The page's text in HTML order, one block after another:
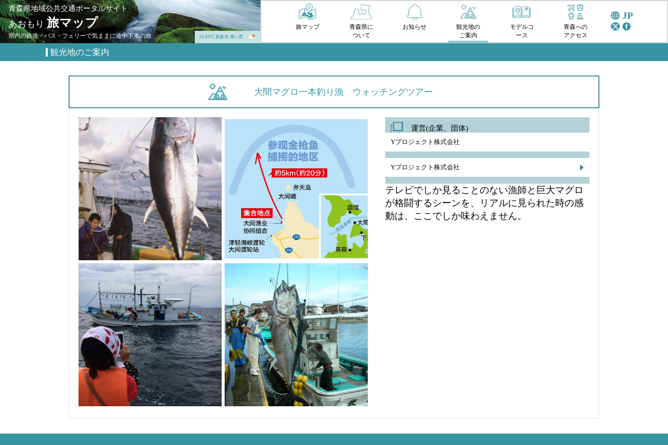
青森県地域公共交通ポータルサイト
あおもり 旅マップ
県内の鉄道・バス・フェリーで気ままに途中下車の旅 25.84℃ 青森市 薄い雲
旅マップ
青森県に
ついて
お知らせ
観光地の
ご案内
モデルコ
ース
青森への
アクセス
JP
観光地のご案内
大間マグロ一本釣り漁 ウォッチングツアー
運営(企業、団体)
Yプロジェクト株式会社
Yプロジェクト株式会社
テレビでしか見ることのない漁師と巨大マグロ
が格闘するシーンを、リアルに見られた時の感
動は、ここでしか味わえません。